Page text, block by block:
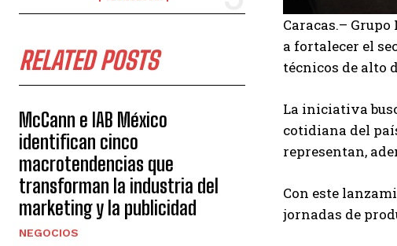
RELATED POSTS
McCann e IAB México
identifican cinco
macrotendencias que
transforman la industria del
marketing y la publicidad
NEGOCIOS
Caracas.–
a fortalecer el
técnicos de alto
La iniciativa
cotidiana del
representan,
Con este
jornadas de